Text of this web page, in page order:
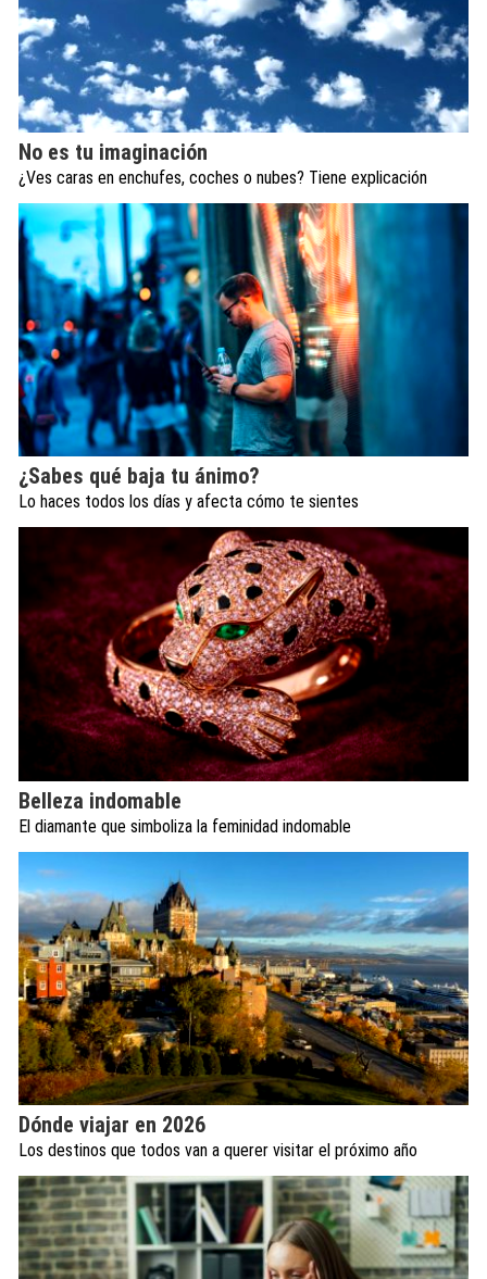
No es tu imaginación
¿Ves caras en enchufes, coches o nubes? Tiene explicación
¿Sabes qué baja tu ánimo?
Lo haces todos los días y afecta cómo te sientes
Belleza indomable
El diamante que simboliza la feminidad indomable
Dónde viajar en 2026
Los destinos que todos van a querer visitar el próximo año